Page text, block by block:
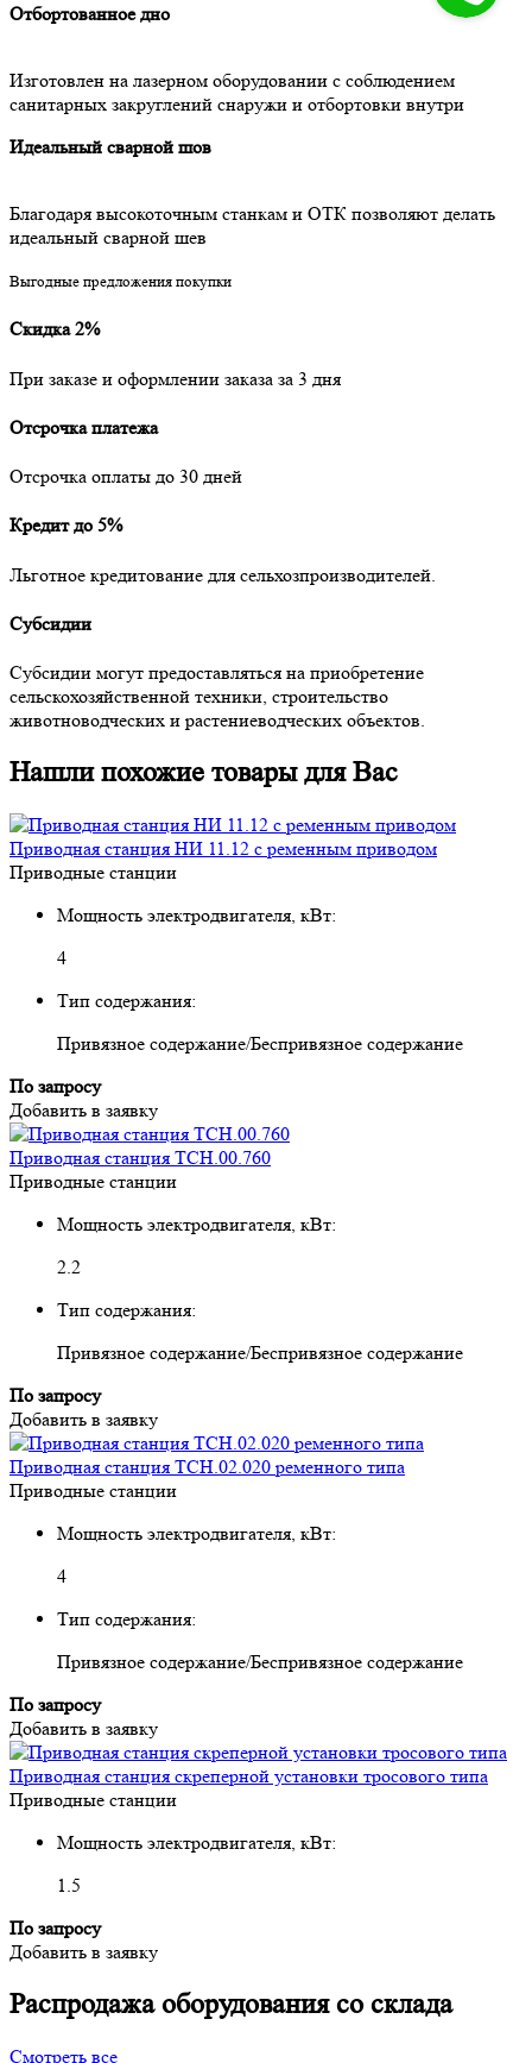
Отбортованное дно
Изготовлен на лазерном оборудовании с соблюдением
санитарных закруглений снаружи и отбортовки внутри
Идеальный сварной шов
Благодаря высокоточным станкам и ОТК позволяют делать
идеальный сварной шев
Выгодные предложения покупки
Скидка 2%
При заказе и оформлении заказа за 3 дня
Отсрочка платежа
Отсрочка оплаты до 30 дней
Кредит до 5%
Льготное кредитование для сельхозпроизводителей.
Субсидии
Субсидии могут предоставляться на приобретение
сельскохозяйственной техники, строительство
животноводческих и растениеводческих объектов.
Нашли похожие товары для Вас
Приводная станция НИ 11.12 с ременным приводом
Приводные станции
Мощность электродвигателя, кВт:
4
Тип содержания:
Привязное содержание/Беспривязное содержание
По запросу
Добавить в заявку
Приводная станция ТСН.00.760
Приводные станции
Мощность электродвигателя, кВт:
2.2
Тип содержания:
Привязное содержание/Беспривязное содержание
По запросу
Добавить в заявку
Приводная станция ТСН.02.020 ременного типа
Приводные станции
Мощность электродвигателя, кВт:
4
Тип содержания:
Привязное содержание/Беспривязное содержание
По запросу
Добавить в заявку
Приводная станция скреперной установки тросового типа
Приводные станции
Мощность электродвигателя, кВт:
1.5
По запросу
Добавить в заявку
Распродажа оборудования со склада
Смотреть все